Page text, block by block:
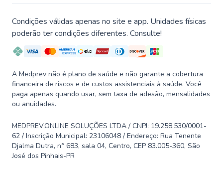
Condições válidas apenas no site e app. Unidades físicas
poderão ter condições diferentes. Consulte!
A Medprev não é plano de saúde e não garante a cobertura
financeira de riscos e de custos assistenciais à saúde. Você
paga apenas quando usar, sem taxa de adesão, mensalidades
ou anuidades.
MEDPREV.ONLINE SOLUÇÕES LTDA / CNPJ: 19.258.530/0001-
62 / Inscrição Municipal: 23106048 / Endereço: Rua Tenente
Djalma Dutra, n° 683, sala 04, Centro, CEP 83.005-360, São
José dos Pinhais-PR